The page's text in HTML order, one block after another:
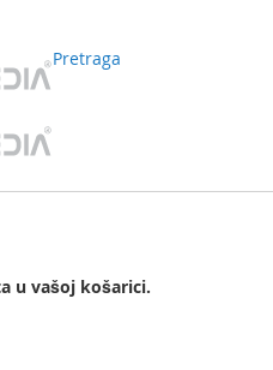
Pretraga
u vašoj košarici.